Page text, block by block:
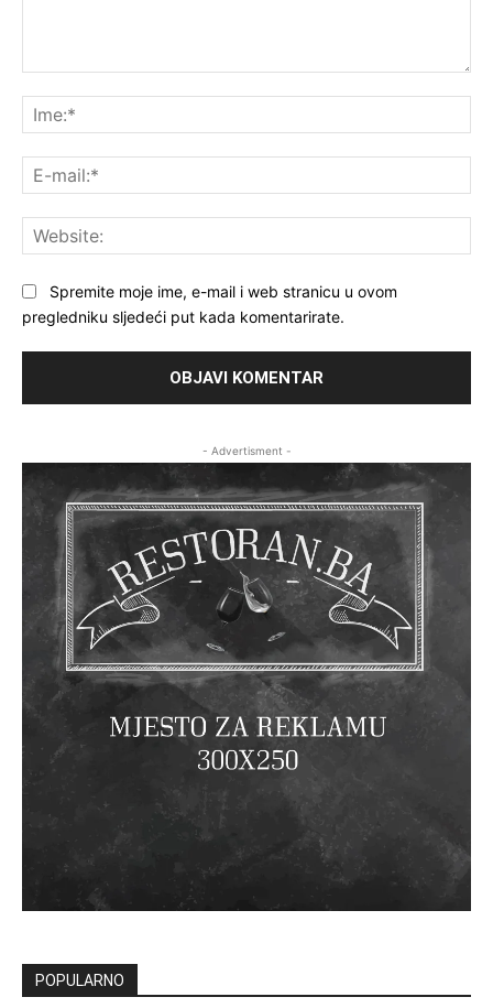
Spremite moje ime, e-mail i web stranicu u ovom
pregledniku sljedeći put kada komentarirate.
- Advertisment -
POPULARNO